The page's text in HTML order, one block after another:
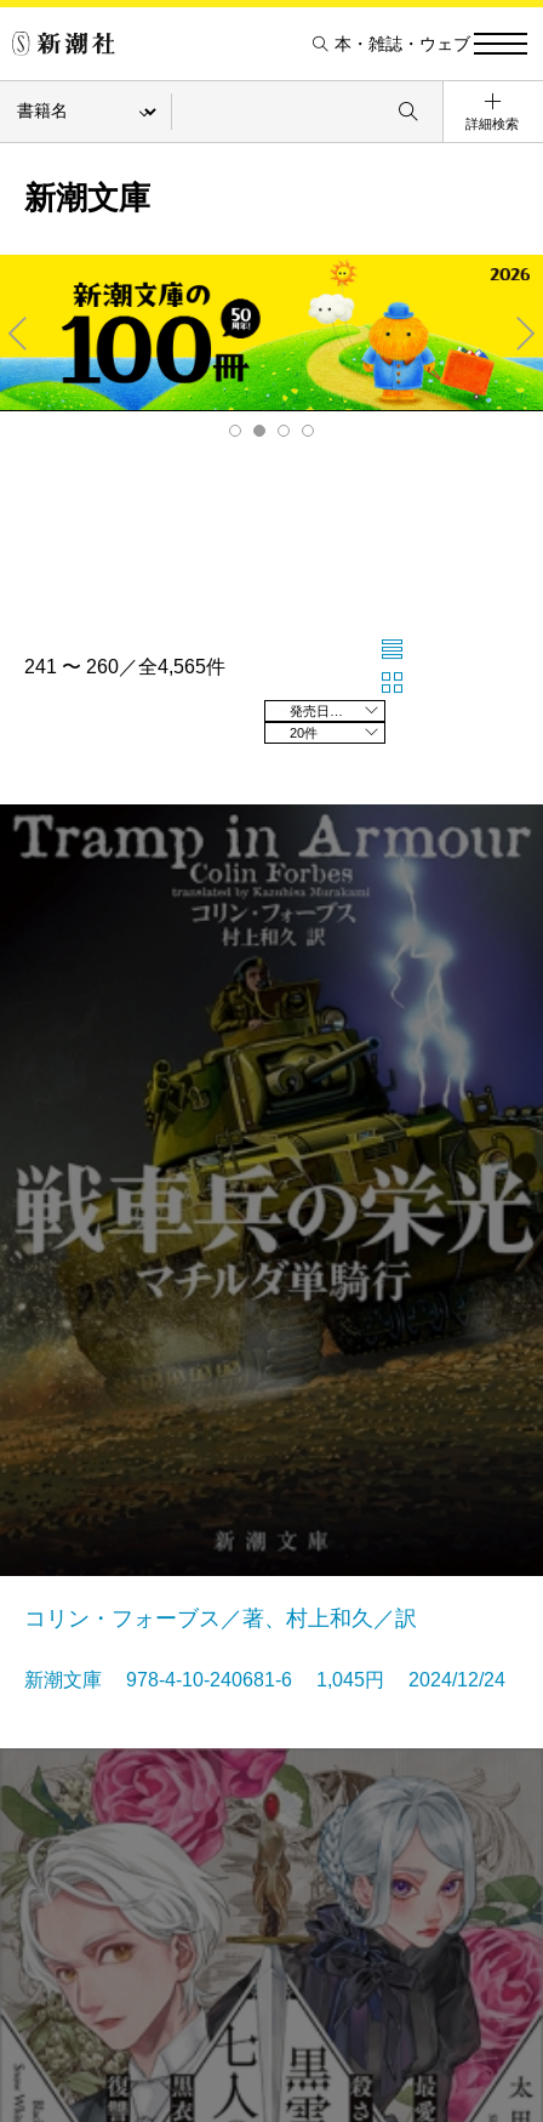
本・雑誌・ウェブ
詳細検索
新潮文庫
Pre
v
Ne
xt
241 〜 260／全4,565件
20件
コリン・フォーブス／著、村上和久／訳
新潮文庫 978-4-10-240681-6 1,045円 2024/12/24